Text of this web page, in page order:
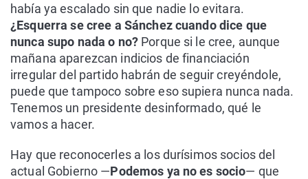
había ya escalado sin que nadie lo evitara.
¿Esquerra se cree a Sánchez cuando dice que
nunca supo nada o no?Porque si le cree, aunque
mañana aparezcan indicios de financiación
irregular del partido habrán de seguir creyéndole,
puede que tampoco sobre eso supiera nunca nada.
Tenemos un presidente desinformado, qué le
vamos a hacer.
Hay que reconocerles a los durísimos socios del
actual Gobierno —Podemos ya no es socio— que